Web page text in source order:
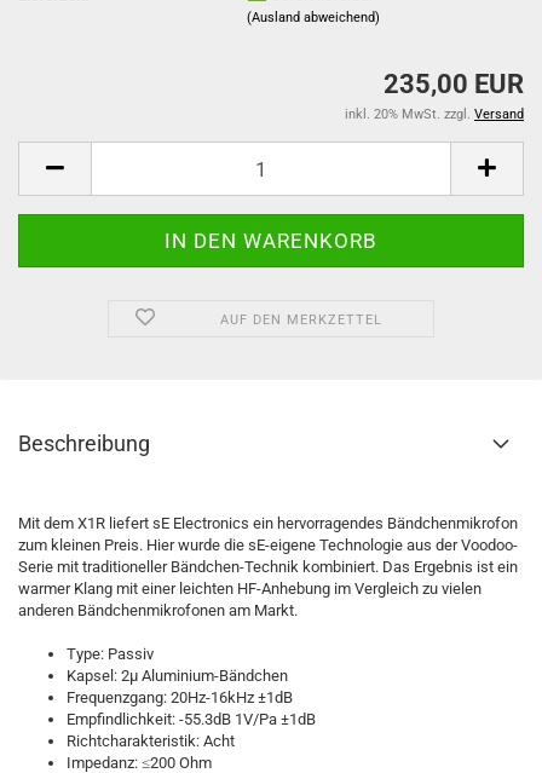
(Ausland abweichend)
235,00 EUR
inkl. 20% MwSt. zzgl. Versand
AUF DEN MERKZETTEL
Beschreibung
Mit dem X1R liefert sE Electronics ein hervorragendes Bändchenmikrofon
zum kleinen Preis. Hier wurde die sE-eigene Technologie aus der Voodoo-
Serie mit traditioneller Bändchen-Technik kombiniert. Das Ergebnis ist ein
warmer Klang mit einer leichten HF-Anhebung im Vergleich zu vielen
anderen Bändchenmikrofonen am Markt.
Type: Passiv
Kapsel: 2µ Aluminium-Bändchen
Frequenzgang: 20Hz-16kHz ±1dB
Empfindlichkeit: -55.3dB 1V/Pa ±1dB
Richtcharakteristik: Acht
Impedanz: ≤200 Ohm